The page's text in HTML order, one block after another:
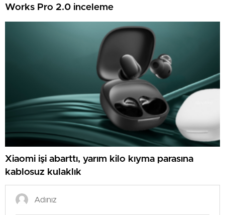
Works Pro 2.0 inceleme
Xiaomi işi abarttı, yarım kilo kıyma parasına
kablosuz kulaklık